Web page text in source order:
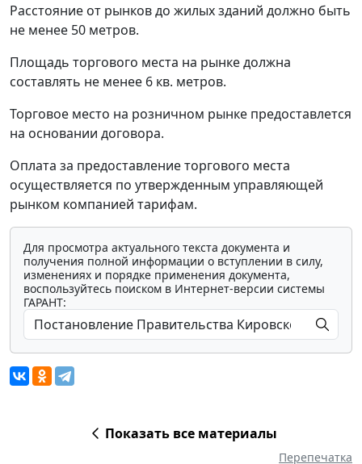
Расстояние от рынков до жилых зданий должно быть
не менее 50 метров.
Площадь торгового места на рынке должна
составлять не менее 6 кв. метров.
Торговое место на розничном рынке предоставлется
на основании договора.
Оплата за предоставление торгового места
осуществляется по утвержденным управляющей
рынком компанией тарифам.
Для просмотра актуального текста документа и
получения полной информации о вступлении в силу,
изменениях и порядке применения документа,
воспользуйтесь поиском в Интернет-версии системы
ГАРАНТ:
Показать все материалы
Перепечатка